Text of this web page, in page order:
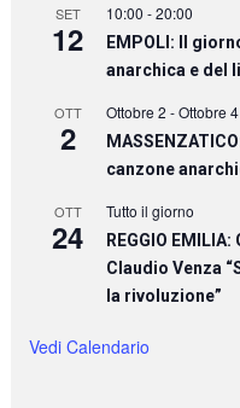
SET
12
10:00 -20:00
EMPOLI: Il
anarchica e del
OTT
2
Ottobre 2 -Ottobre 4
canzone
OTT
24
Tutto il giorno
REGGIO
Claudio Venza
la rivoluzione”
Vedi Calendario